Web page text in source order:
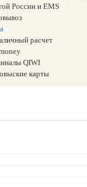
России и EMS
расчет
QIWI
карты